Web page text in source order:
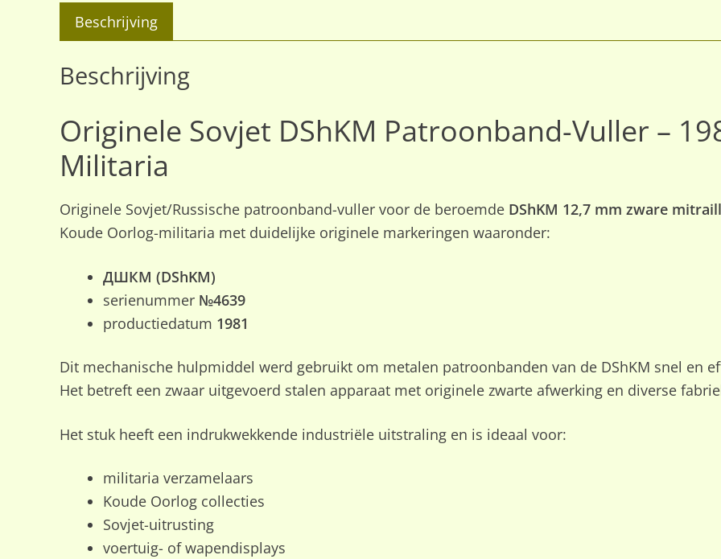
Beschrijving
Beschrijving
Originele Sovjet DShKM Patroonband-Vuller –
Militaria
Originele Sovjet/Russische patroonband-vuller voor de beroemde DShKM 12,7 mm zware
Koude Oorlog-militaria met duidelijke originele markeringen waaronder:
ДШКМ (DShKM)
serienummer №4639
productiedatum 1981
Dit mechanische hulpmiddel werd gebruikt om metalen patroonbanden van de DShKM snel en
Het betreft een zwaar uitgevoerd stalen apparaat met originele zwarte afwerking en diverse
Het stuk heeft een indrukwekkende industriële uitstraling en is ideaal voor:
militaria verzamelaars
Koude Oorlog collecties
Sovjet-uitrusting
voertuig- of wapendisplays